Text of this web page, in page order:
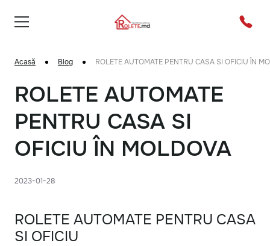
Acasă Blog ROLETE AUTOMATE PENTRU CASA SI OFICIU ÎN
ROLETE AUTOMATE
PENTRU CASA SI
OFICIU ÎN MOLDOVA
2023-01-28
ROLETE AUTOMATE PENTRU CASA
SI OFICIU